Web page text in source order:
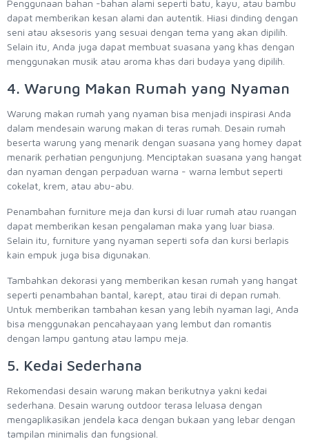
Penggunaan bahan -bahan alami seperti batu, kayu, atau bambu
dapat memberikan kesan alami dan autentik. Hiasi dinding dengan
seni atau aksesoris yang sesuai dengan tema yang akan dipilih.
Selain itu, Anda juga dapat membuat suasana yang khas dengan
menggunakan musik atau aroma khas dari budaya yang dipilih.
4. Warung Makan Rumah yang Nyaman
Warung makan rumah yang nyaman bisa menjadi inspirasi Anda
dalam mendesain warung makan di teras rumah. Desain rumah
beserta warung yang menarik dengan suasana yang homey dapat
menarik perhatian pengunjung. Menciptakan suasana yang hangat
dan nyaman dengan perpaduan warna - warna lembut seperti
cokelat, krem, atau abu-abu.
Penambahan furniture meja dan kursi di luar rumah atau ruangan
dapat memberikan kesan pengalaman maka yang luar biasa.
Selain itu, furniture yang nyaman seperti sofa dan kursi berlapis
kain empuk juga bisa digunakan.
Tambahkan dekorasi yang memberikan kesan rumah yang hangat
seperti penambahan bantal, karept, atau tirai di depan rumah.
Untuk memberikan tambahan kesan yang lebih nyaman lagi, Anda
bisa menggunakan pencahayaan yang lembut dan romantis
dengan lampu gantung atau lampu meja.
5. Kedai Sederhana
Rekomendasi desain warung makan berikutnya yakni kedai
sederhana. Desain warung outdoor terasa leluasa dengan
mengaplikasikan jendela kaca dengan bukaan yang lebar dengan
tampilan minimalis dan fungsional.